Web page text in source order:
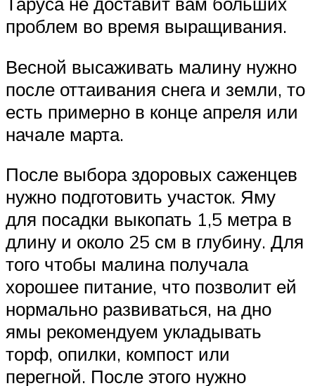
проблем во время выращивания.
Весной высаживать малину нужно
после оттаивания снега и земли, то
есть примерно в конце апреля или
начале марта.
После выбора здоровых саженцев
нужно подготовить участок. Яму
для посадки выкопать 1,5 метра в
длину и около 25 см в глубину. Для
того чтобы малина получала
хорошее питание, что позволит ей
нормально развиваться, на дно
ямы рекомендуем укладывать
торф, опилки, компост или
перегной. После этого нужно